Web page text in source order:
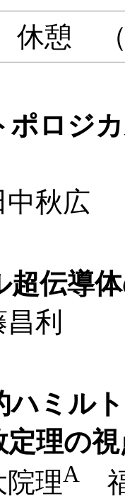
休憩 （
ポロジ
秋広
超伝導
利
ハミル
定理の
理A